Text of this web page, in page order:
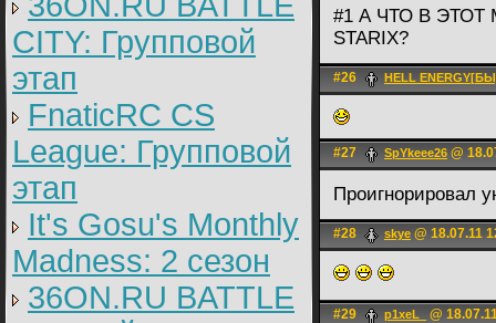
CITY: Групповой
этап
FnaticRC CS
League: Групповой
этап
It's Gosu's Monthly
Madness: 2 сезон
36ON.RU BATTLE
#1 А ЧТО В ЭТОТ
STARIX?
#26 HELL
#27 SpYkeee26 @
Проигнорировал
#28 skye @ 18.07.11
#29 p1xeL_ @